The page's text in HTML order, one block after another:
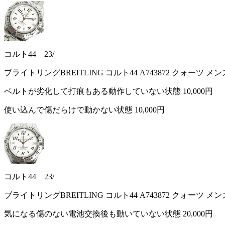
コルト44 23/
ブライトリングBREITLING コルト44 A743872 クォーツ メン
ベルトが劣化して打痕もある動作していない状態 10,000円
使い込んで傷だらけで動かない状態 10,000円
コルト44 23/
ブライトリングBREITLING コルト44 A743872 クォーツ メン
気になる傷のない電池交換後も動いていない状態 20,000円